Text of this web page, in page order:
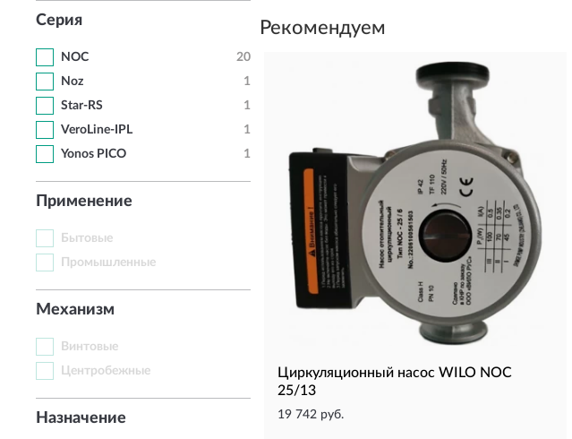
Серия
NOC
20
Noz
1
Star-RS
1
VeroLine-IPL
1
Yonos PICO
1
Применение
Бытовые
Промышленные
Механизм
Винтовые
Центробежные
Назначение
Рекомендуем
Циркуляционный насос WILO NOC
25/13
19 742 руб.